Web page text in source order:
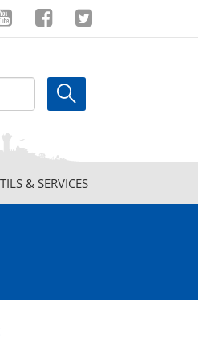
FacebookTwitter
& SERVICES